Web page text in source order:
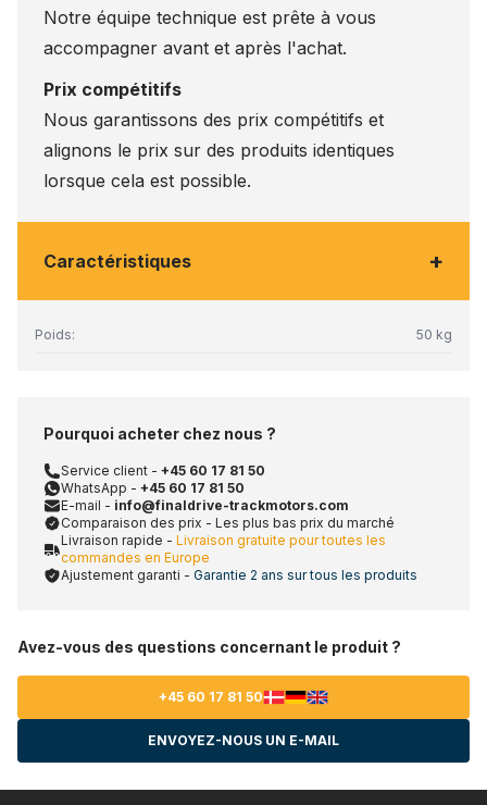
Notre équipe technique est prête à vous
accompagner avant et après l'achat.
Prix compétitifs
Nous garantissons des prix compétitifs et
alignons le prix sur des produits identiques
lorsque cela est possible.
Caractéristiques +
Poids: 50 kg
Pourquoi acheter chez nous ?
Service client - +45 60 17 81 50
WhatsApp - +45 60 17 81 50
E-mail - info@finaldrive-trackmotors.com
Comparaison des prix - Les plus bas prix du marché
Livraison rapide - Livraison gratuite pour toutes les
commandes en Europe
Ajustement garanti - Garantie 2 ans sur tous les produits
Avez-vous des questions concernant le produit ?
+45 60 17 81 50
ENVOYEZ-NOUS UN E-MAIL